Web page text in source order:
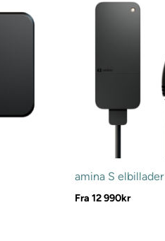
amina S elbillader
Fra12 990kr